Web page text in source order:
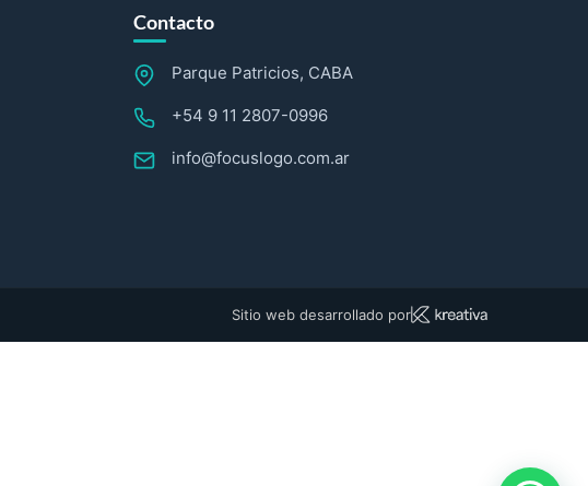
Contacto
Parque Patricios, CABA
+54 9 11 2807-0996
info@focuslogo.com.ar
Sitio web desarrollado por